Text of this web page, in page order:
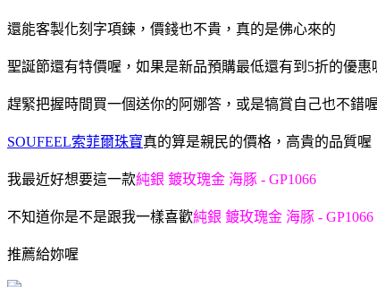
還能客製化刻字項鍊，價錢也不貴，真的是佛心來的
聖誕節還有特價喔，如果是新品預購最低還有到5折的優惠
趕緊把握時間買一個送你的阿娜答，或是犒賞自己也不錯
SOUFEEL索菲爾珠寶真的算是親民的價格，高貴的品質喔
我最近好想要這一款純銀 鍍玫瑰金 海豚 - GP1066
不知道你是不是跟我一樣喜歡純銀 鍍玫瑰金 海豚 - GP1066
推薦給妳喔